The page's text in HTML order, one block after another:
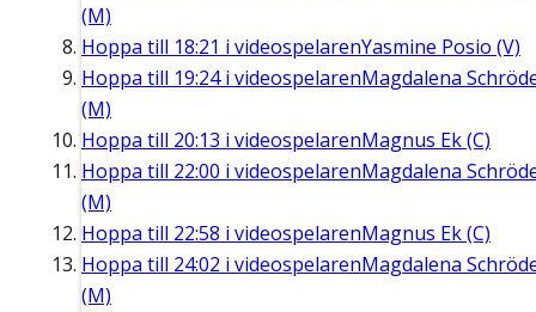
(M)
Hoppa till 18:21 i videospelarenYasmine Posio (V)
Hoppa till 19:24i videospelarenMagdalena
(M)
Hoppa till 20:13 i videospelarenMagnus Ek (C)
Hoppa till 22:00 i videospelarenMagdalena
(M)
Hoppa till 22:58 i videospelarenMagnus Ek (C)
Hoppa till 24:02 i videospelarenMagdalena
(M)